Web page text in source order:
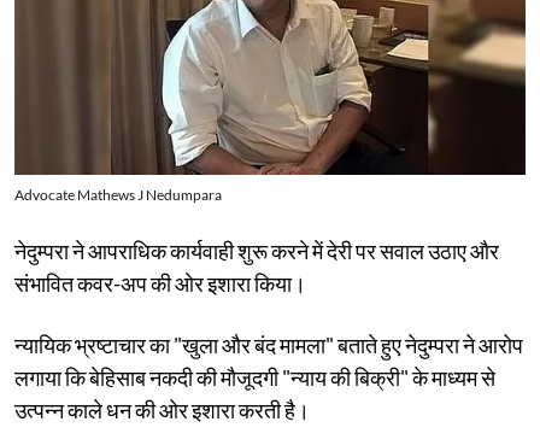
Advocate Mathews J Nedumpara
नेदुम्परा ने आपराधिक कार्यवाही शुरू करने में देरी पर सवाल उठाए और
संभावित कवर-अप की ओर इशारा किया।
न्यायिक भ्रष्टाचार का "खुला और बंद मामला" बताते हुए नेदुम्परा ने आरोप
लगाया कि बेहिसाब नकदी की मौजूदगी "न्याय की बिक्री" के माध्यम से
उत्पन्न काले धन की ओर इशारा करती है।